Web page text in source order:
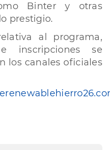
Binter y otras
prestigio.
al programa,
inscripciones se
los canales oficiales